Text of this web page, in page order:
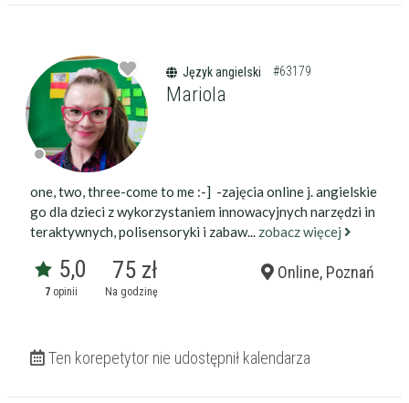
Zakres nauczania
Nauczanie przedszkolne
Szkoła podstawowa
Gimnazjum
Liceum
Przygotowania do matury
Przygotowania do studiów
Dorośli
Miejsce korepetycji
u ucznia
u korepetytora
online
Wykształcenie
korepetytora
Minimum
Doświadczenie
korepetytora
Staż korepetytora Minimum lat
Język angielski #63179
Mariola
one, two, three-come to me :-] -zajęcia online j. angielskie
go dla dzieci z wykorzystaniem innowacyjnych narzędzi in
teraktywnych, polisensoryki i zabaw... zobacz więcej
5,0
7opinii
75 zł
Na godzinę
Online, Poznań
Ten korepetytor nie udostępnił kalendarza